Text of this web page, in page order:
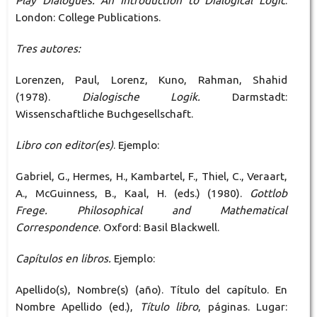
London: College Publications.
Tres autores:
Lorenzen, Paul, Lorenz, Kuno, Rahman, Shahid
(1978).Dialogische Logik. Darmstadt:
Wissenschaftliche Buchgesellschaft.
Libro con editor(es). Ejemplo:
Gabriel, G., Hermes, H., Kambartel, F., Thiel, C., Veraart,
A., McGuinness, B., Kaal, H. (eds.) (1980).
Gottlob
Frege. Philosophical and Mathematical
Correspondence. Oxford: Basil Blackwell.
Capítulos en libros. Ejemplo:
Apellido(s), Nombre(s) (año). Título del capítulo. En
Nombre Apellido (ed.),
Título libro, páginas. Lugar: